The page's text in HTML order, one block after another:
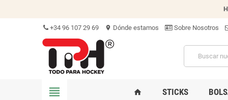
+34 96 107 29 69 location_on Dónde estamos Sobre Nosotros
view_headline home STICKS